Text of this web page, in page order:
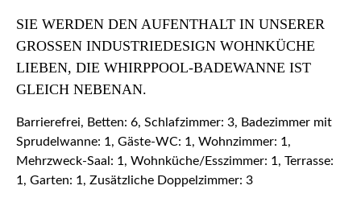
SIE WERDEN DEN AUFENTHALT IN UNSERER
GROSSEN INDUSTRIEDESIGN WOHNKÜCHE L
IEBEN, DIE WHIRPPOOL-BADEWANNE IST G
LEICH NEBENAN.
Barrierefrei, Betten: 6, Schlafzimmer: 3, Badezimmer mit
Sprudelwanne: 1, Gäste-WC: 1, Wohnzimmer: 1,
Mehrzweck-Saal: 1, Wohnküche/Esszimmer: 1, Terrasse:
1, Garten: 1, Zusätzliche Doppelzimmer: 3